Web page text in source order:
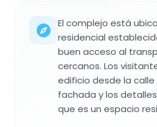
El complejo está
residencial
buen acceso al
cercanos. Los
edificio desde la
fachada y los
que es un espacio